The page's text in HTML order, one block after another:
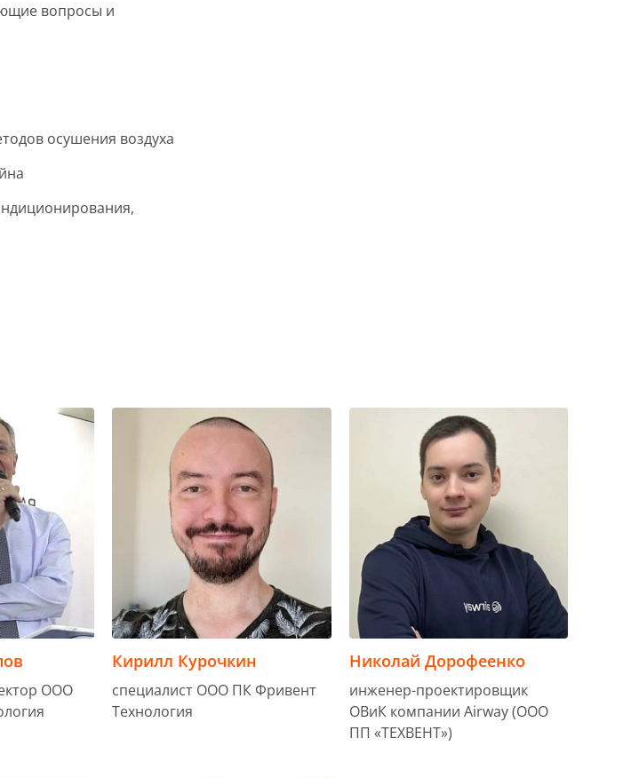
вопросы и
осушения воздуха
ООО
Кирилл Курочкин
специалист ООО ПК Фривент
Технология
Николай Дорофеенко
инженер-проектировщик
ОВиК компании Airway (ООО
ПП «ТЕХВЕНТ»)